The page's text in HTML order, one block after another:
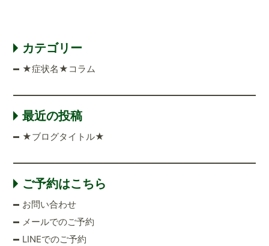
カテゴリー
★症状名★コラム
最近の投稿
★ブログタイトル★
ご予約はこちら
お問い合わせ
メールでのご予約
LINEでのご予約